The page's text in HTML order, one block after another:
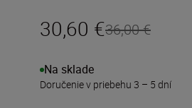
30,60 €36,00 €
Na sklade
Doručenie v priebehu 3 – 5 dní